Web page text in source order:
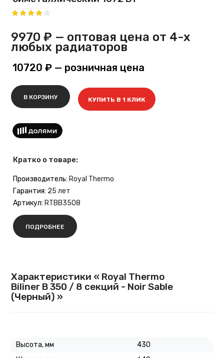
9970 ₽ — оптовая цена от 4-х
любых радиаторов
10720 ₽ — розничная цена
В КОРЗИНУ КУПИТЬ В 1 КЛИК
Кратко о товаре:
Производитель: Royal Thermo
Гарантия: 25 лет
Артикул: RTBB3508
ПОДРОБНЕЕ
Характеристики « Royal Thermo
Biliner B 350 / 8 секций - Noir Sable
(Черный) »
Высота, мм
430